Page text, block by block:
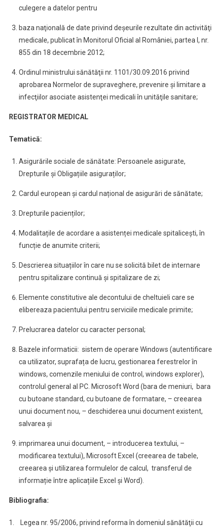
culegere a datelor pentru
baza naţională de date privind deşeurile rezultate din activităţi
medicale, publicat în Monitorul Oficial al României, partea I, nr.
855 din 18 decembrie 2012;
Ordinul ministrului sănătăţii nr. 1101/30.09.2016 privind
aprobarea Normelor de supraveghere, prevenire şi limitare a
infecţiilor asociate asistenţei medicali în unităţile sanitare;
REGISTRATOR MEDICAL
Tematică:
Asigurările sociale de sănătate: Persoanele asigurate,
Drepturile și Obligațiile asiguraților;
Cardul european și cardul național de asigurări de sănătate;
Drepturile pacienților;
Modalitațile de acordare a asistenței medicale spitalicești, în
funcție de anumite criterii;
Descrierea situațiilor în care nu se solicită bilet de internare
pentru spitalizare continuă și spitalizare de zi;
Elemente constitutive ale decontului de cheltuieli care se
elibereaza pacientului pentru serviciile medicale primite;
Prelucrarea datelor cu caracter personal;
Bazele informaticii: sistem de operare Windows (autentificare
ca utilizator, suprafața de lucru, gestionarea ferestrelor în
windows, comenzile meniului de control, windows explorer),
controlul general al PC. Microsoft Word (bara de meniuri, bara
cu butoane standard, cu butoane de formatare, – creearea
unui document nou, – deschiderea unui document existent,
salvarea și
imprimarea unui document, – introducerea textului, –
modificarea textului), Microsoft Excel (creearea de tabele,
creearea și utilizarea formulelor de calcul, transferul de
informație între aplicațiile Excel și Word).
Bibliografia:
1. Legea nr. 95/2006, privind reforma în domeniul sănătăţii cu